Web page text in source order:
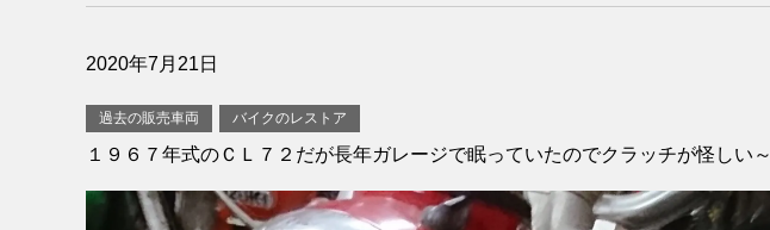
2020年7月21日
過去の販売車両 バイクのレストア
１９６７年式のＣＬ７２だが長年ガレージで眠っていたのでクラッチが怪しい～